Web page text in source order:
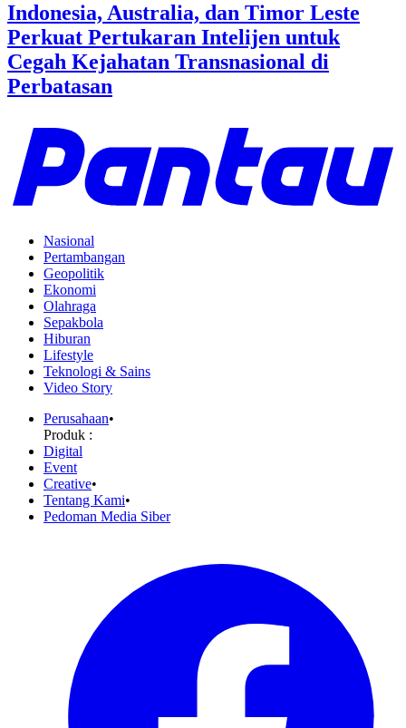
Indonesia, Australia, dan Timor Leste
Perkuat Pertukaran Intelijen untuk
Cegah Kejahatan Transnasional di
Perbatasan
Nasional
Pertambangan
Geopolitik
Ekonomi
Olahraga
Sepakbola
Hiburan
Lifestyle
Teknologi & Sains
Video Story
Perusahaan•
Produk :
Digital
Event
Creative•
Tentang Kami•
Pedoman Media Siber